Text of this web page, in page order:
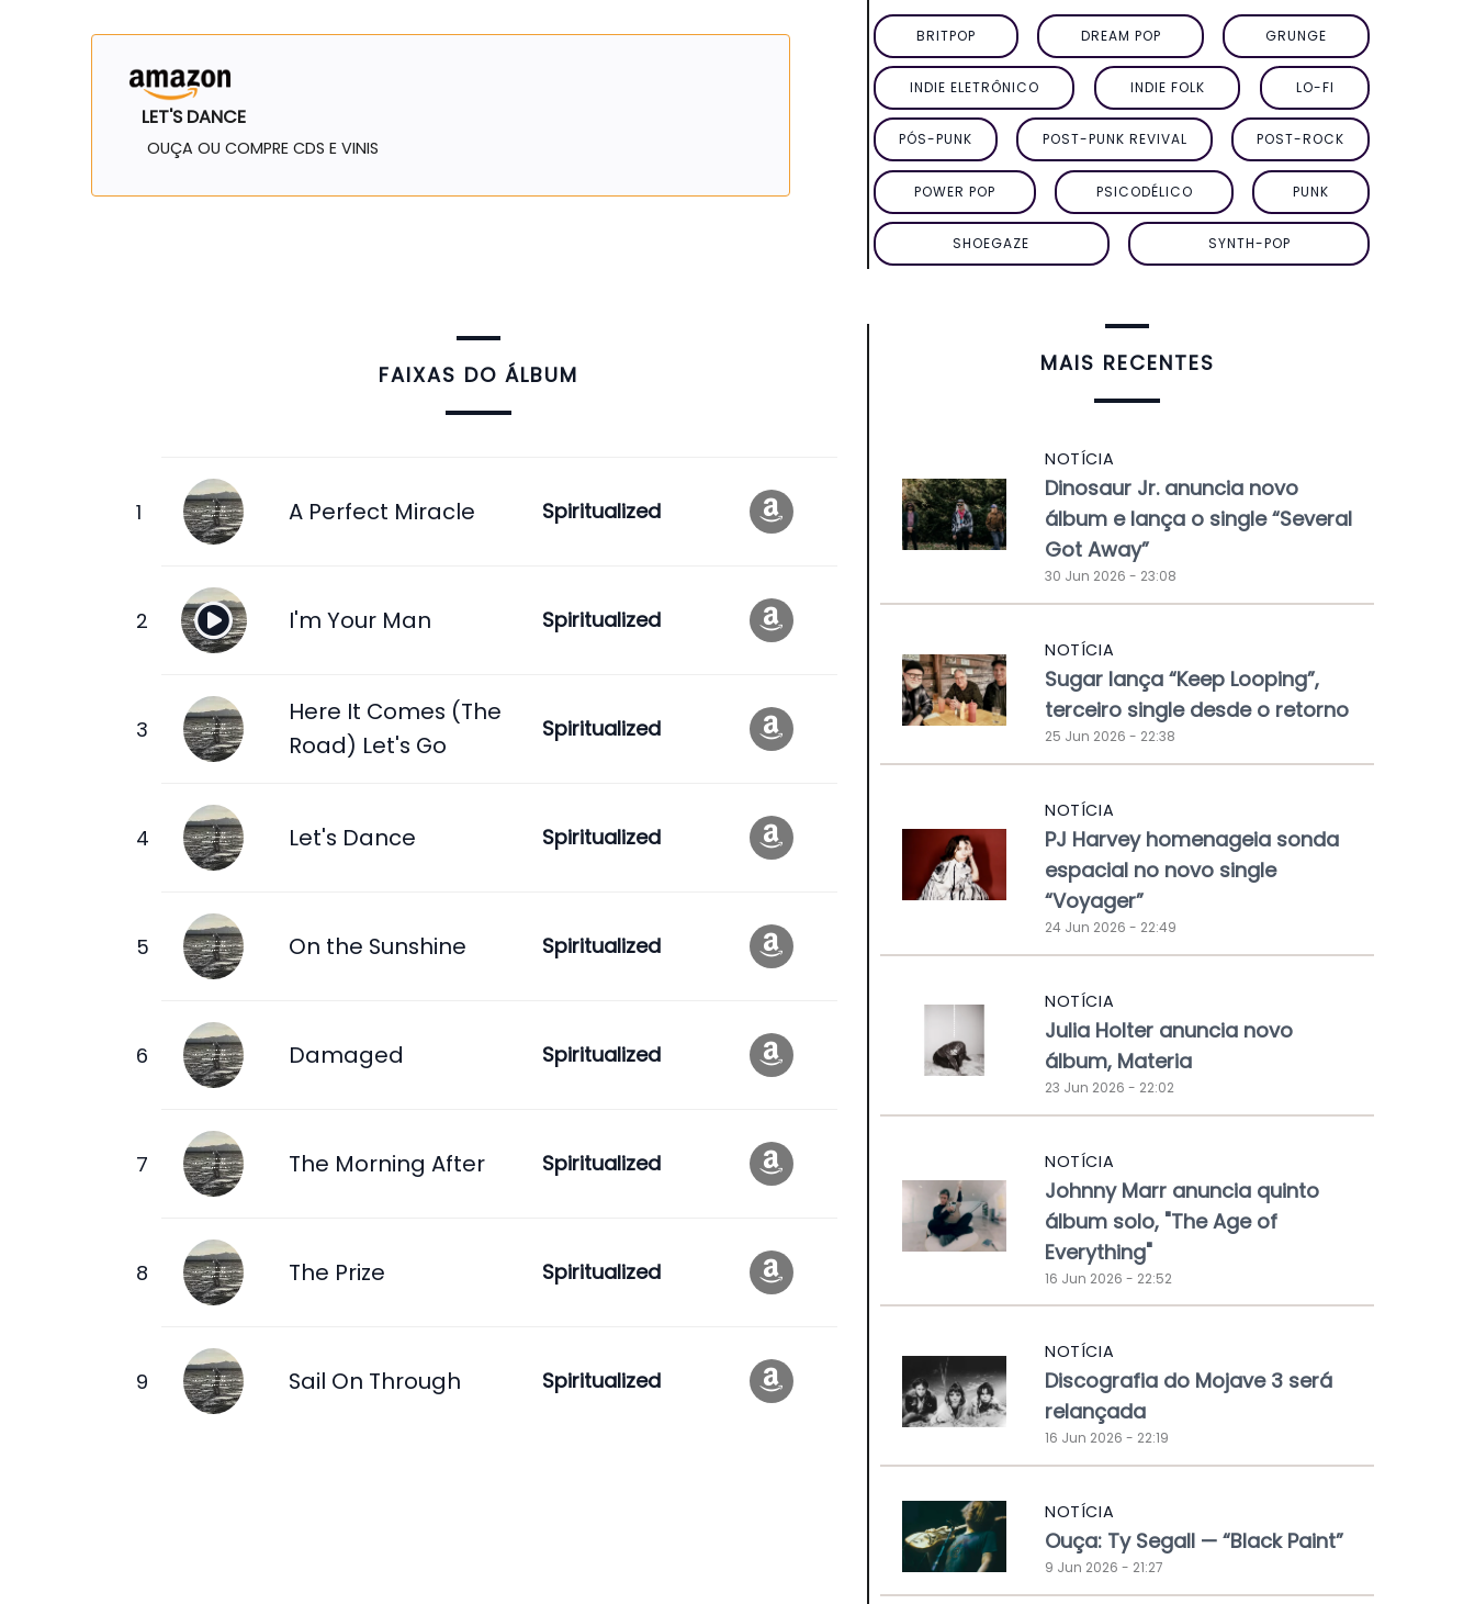
LET'S DANCE
OUÇA OU COMPRE CDS E VINIS
FAIXAS DO ÁLBUM
A Perfect Miracle Spiritualized
I'm Your Man Spiritualized
Here It Comes (The
Road) Let's Go
Spiritualized
Let's Dance Spiritualized
On the Sunshine Spiritualized
Damaged Spiritualized
The Morning After Spiritualized
The Prize Spiritualized
Sail On Through Spiritualized
BRITPOP DREAM POP GRUNGE
INDIE ELETRÔNICO INDIE FOLK LO-FI
PÓS-PUNK POST-PUNK REVIVAL POST-ROCK
POWER POP PSICODÉLICO PUNK
SHOEGAZE SYNTH-POP
MAIS RECENTES
NOTÍCIA
Dinosaur Jr. anuncia novo
álbum e lança o single “Several
Got Away”
30 Jun 2026 - 23:08
NOTÍCIA
Sugar lança “Keep Looping”,
terceiro single desde o retorno
25 Jun 2026 - 22:38
NOTÍCIA
PJ Harvey homenageia sonda
espacial no novo single
“Voyager”
24 Jun 2026 - 22:49
NOTÍCIA
Julia Holter anuncia novo
álbum, Materia
23 Jun 2026 - 22:02
NOTÍCIA
Johnny Marr anuncia quinto
álbum solo, "The Age of
Everything"
16 Jun 2026 - 22:52
NOTÍCIA
Discografia do Mojave 3 será
relançada
16 Jun 2026 - 22:19
NOTÍCIA
Ouça: Ty Segall — “Black Paint”
9 Jun 2026 - 21:27